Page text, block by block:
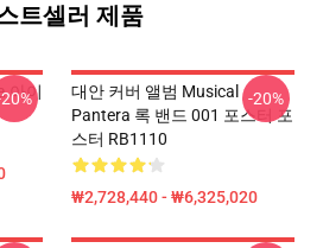
트셀러 제품
아이
대안 커버 앨범 Musical
Pantera 록 밴드 001 포스터 포
스터 RB1110
₩2,728,440 - ₩6,325,020
-20%